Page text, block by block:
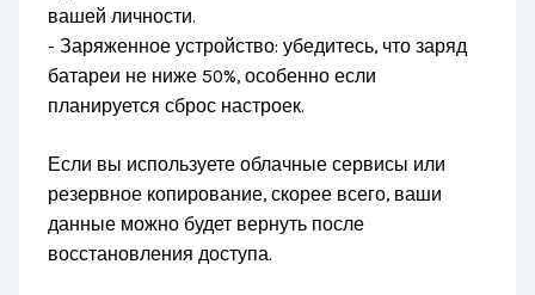
вашей личности.
- Заряженное устройство: убедитесь, что заряд
батареи не ниже 50%, особенно если
планируется сброс настроек.
Если вы используете облачные сервисы или
резервное копирование, скорее всего, ваши
данные можно будет вернуть после
восстановления доступа.